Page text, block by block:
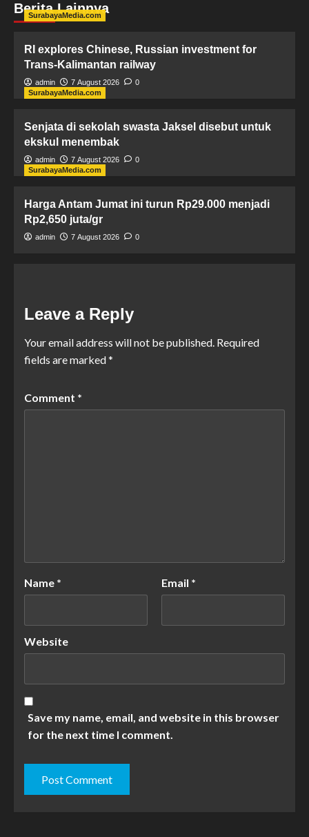
Berita Lainnya
SurabayaMedia.com
RI explores Chinese, Russian investment for
Trans-Kalimantan railway
admin 7 August 2026
0
SurabayaMedia.com
Senjata di sekolah swasta Jaksel disebut untuk
ekskul menembak
admin 7 August 2026
0
SurabayaMedia.com
Harga Antam Jumat ini turun Rp29.000 menjadi
Rp2,650 juta/gr
admin 7 August 2026 0
Leave a Reply
Your email address will not be published. Required
fields are marked*
Comment *
Name * Email *
Website
Save my name, email, and website in this browser
for the next time I comment.